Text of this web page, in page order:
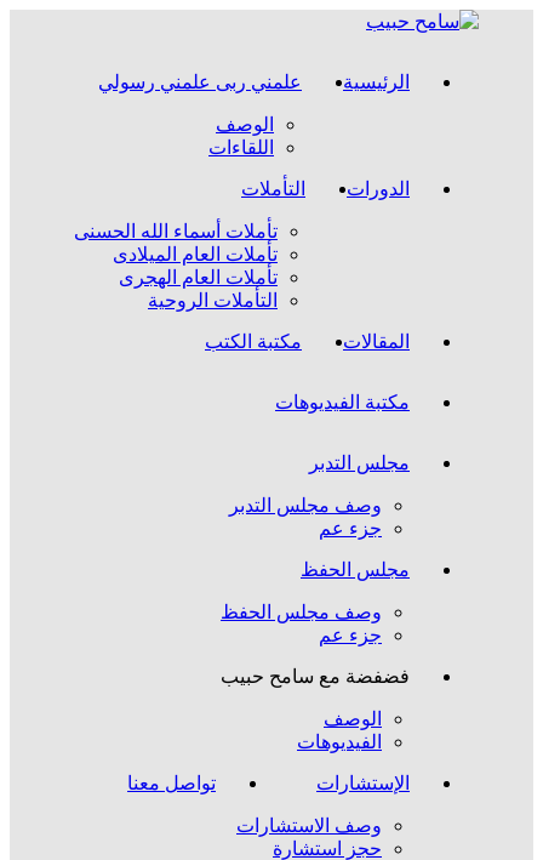
الرئيسية علمني ربى علمني رسولي
الوصف
اللقاءات
الدورات
التأملات
تأملات أسماء الله الحسنى
تأملات العام الميلادى
تأملات العام الهجرى
التأملات الروحية
المقالات
مكتبة الكتب
مكتبة الفيديوهات
مجلس التدبر
وصف مجلس التدبر
جزء عم
مجلس الحفظ
وصف مجلس الحفظ
جزء عم
فضفضة مع سامح حبيب
الوصف
الفيديوهات
الإستشارات
وصف الاستشارات
حجز استشارة
تواصل معنا